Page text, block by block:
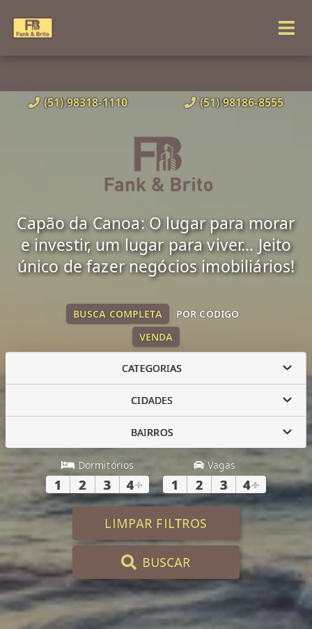
(51) 98318-1110 (51) 98186-8555
Capão da Canoa: O lugar para morar
e investir, um lugar para viver... Jeito
único de fazer negócios imobiliários!
VENDA
BUSCA COMPLETA POR CÓDIGO
CATEGORIAS
CIDADES
BAIRROS
Dormitórios
1 2 3 4+
Vagas
1 2 3 4+
LIMPAR FILTROS
BUSCAR